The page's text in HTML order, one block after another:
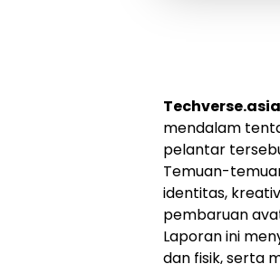
mendalam
pelantar
Temuan-
identitas,
pembaruan
Laporan ini
dan fisik, serta